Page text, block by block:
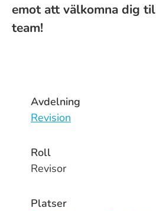
emot att välkomna dig
team!
Avdelning
Revision
Roll
Revisor
Platser